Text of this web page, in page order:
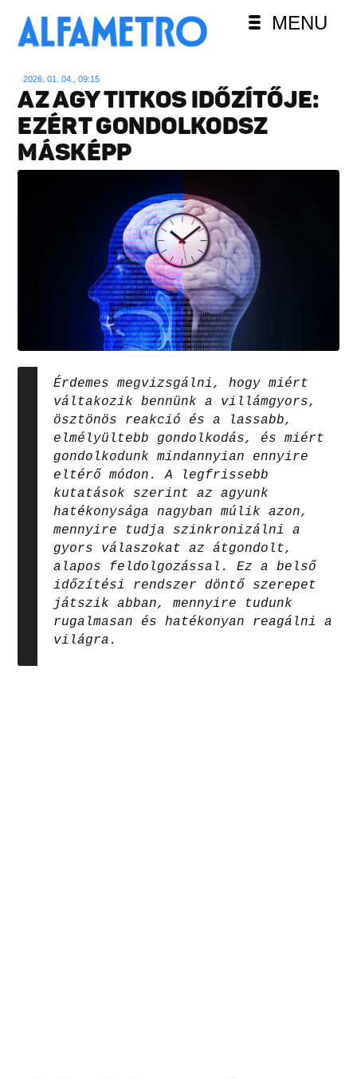
MENU
2026. 01. 04., 09:15
AZ AGY TITKOS IDŐZÍTŐJE:
EZÉRT GONDOLKODSZ
MÁSKÉPP
Érdemes megvizsgálni, hogy miért
váltakozik bennünk a villámgyors,
ösztönös reakció és a lassabb,
elmélyültebb gondolkodás, és miért
gondolkodunk mindannyian ennyire
eltérő módon. A legfrissebb
kutatások szerint az agyunk
hatékonysága nagyban múlik azon,
mennyire tudja szinkronizálni a
gyors válaszokat az átgondolt,
alapos feldolgozással. Ez a belső
időzítési rendszer döntő szerepet
játszik abban, mennyire tudunk
rugalmasan és hatékonyan reagálni a
világra.